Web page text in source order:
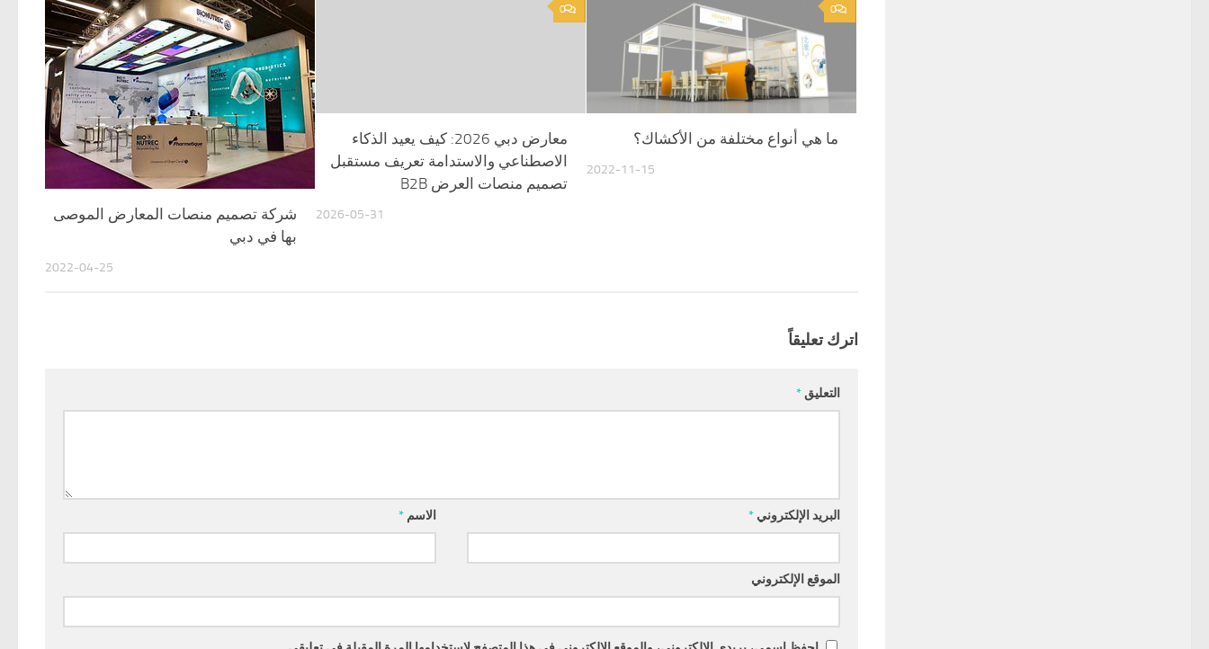
شركة تصميم منصات المعارض الموصى
بها في دبي
2022-04-25
0
معارض دبي 2026: كيف يعيد الذكاء
الاصطناعي والاستدامة تعريف مستقبل
تصميم منصات العرض B2B
2026-05-31
0
ما هي أنواع مختلفة من الأكشاك؟
2022-11-15
اترك تعليقاً
التعليق*
الاسم* البريد الإلكتروني *
الموقع الإلكتروني